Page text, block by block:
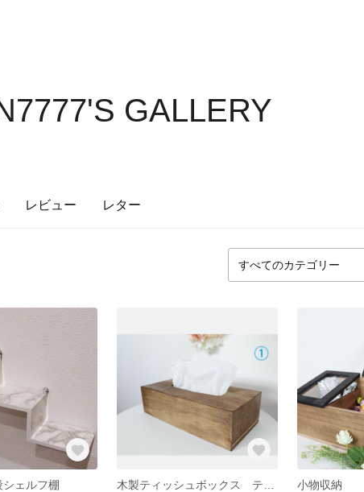
GALLERY
レビュー レター
ェルフ棚 小物収納